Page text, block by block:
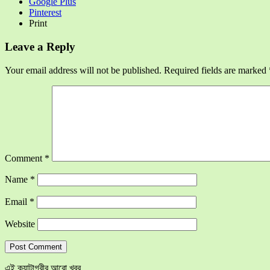
Pinterest
Print
Leave a Reply
Your email address will not be published. Required fields are marked
Comment *
Name *
Email *
Website
এই ক্যাটাগরীর আরো খবর